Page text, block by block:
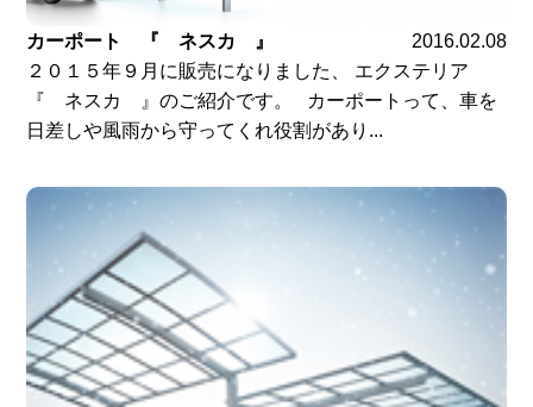
カーポート 『 ネスカ 』
2016.02.08
２０１５年９月に販売になりました、 エクステリア
『 ネスカ 』のご紹介です。 カーポートって、車を
日差しや風雨から守ってくれ役割があり...